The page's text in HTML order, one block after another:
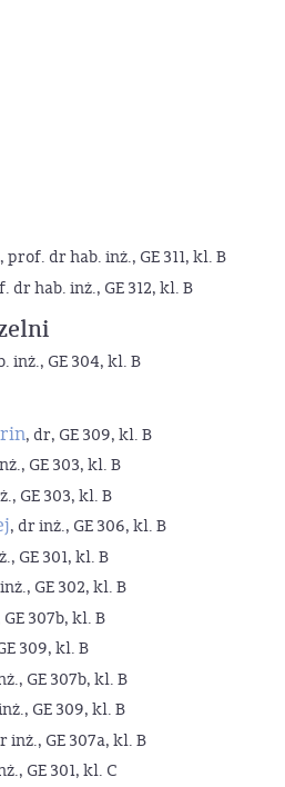
, prof. dr hab. inż., GE 311, kl. B
dr hab. inż., GE 312, kl. B
inż., GE 304, kl. B
, dr, GE 309, kl. B
GE 303, kl. B
GE 303, kl. B
, dr inż., GE 306, kl. B
GE 301, kl. B
GE 302, kl. B
307b, kl. B
309, kl. B
GE 307b, kl. B
GE 309, kl. B
inż., GE 307a, kl. B
GE 301, kl. C